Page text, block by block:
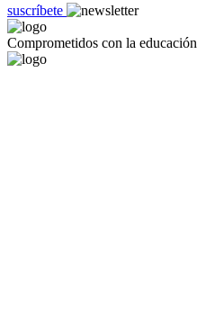
suscríbete
Comprometidos con la educación